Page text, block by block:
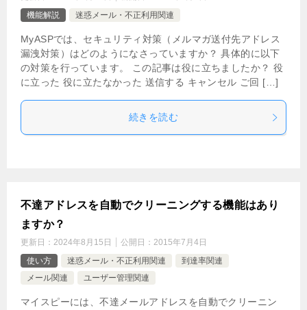
機能解説
迷惑メール・不正利用関連
MyASPでは、セキュリティ対策（メルマガ送付先アドレス
漏洩対策）はどのようになさっていますか？ 具体的に以下
の対策を行っています。 この記事は役に立ちましたか？ 役
に立った 役に立たなかった 送信する キャンセル ご回 […]
続きを読む
不達アドレスを自動でクリーニングする機能はあり
ますか？
更新日： 2024年8月15日 公開日： 2015年7月4日
使い方
迷惑メール・不正利用関連
到達率関連
メール関連
ユーザー管理関連
マイスピーには、不達メールアドレスを自動でクリーニン